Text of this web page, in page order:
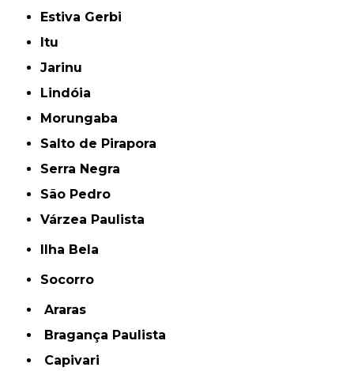
Estiva Gerbi
Itu
Jarinu
Lindóia
Morungaba
Salto de Pirapora
Serra Negra
São Pedro
Várzea Paulista
Ilha Bela
Socorro
Araras
Bragança Paulista
Capivari